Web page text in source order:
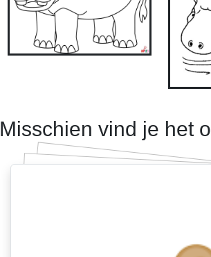
Misschien vind je het